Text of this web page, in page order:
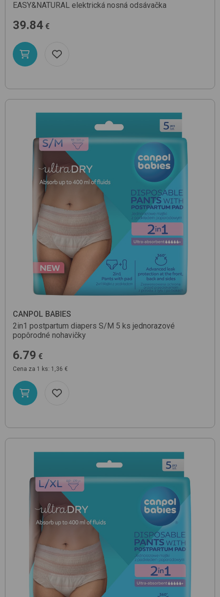
EASY&NATURAL elektrická nosná odsávačka
39.84 €
CANPOL BABIES
2in1 postpartum diapers S/M 5 ks jednorazové
popôrodné nohavičky
6.79 €
Cena za 1 ks: 1,36 €